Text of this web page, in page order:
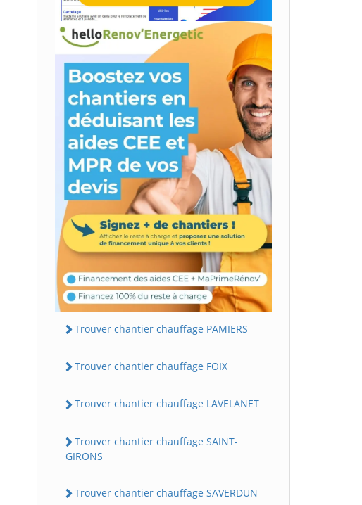
Trouver chantier chauffage PAMIERS
Trouver chantier chauffage FOIX
Trouver chantier chauffage LAVELANET
Trouver chantier chauffage SAINT-
GIRONS
Trouver chantier chauffage SAVERDUN